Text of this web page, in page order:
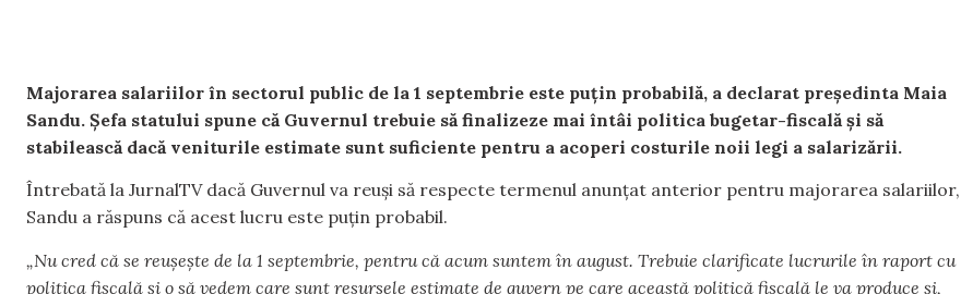
Majorarea salariilor în sectorul public de la 1 septembrie este puțin probabilă, a declarat președinta Maia
Sandu. Șefa statului spune că Guvernul trebuie să finalizeze mai întâi politica bugetar-fiscală și să
stabilească dacă veniturile estimate sunt suficiente pentru a acoperi costurile noii legi a salarizării.
Întrebată la JurnalTV dacă Guvernul va reuși să respecte termenul anunțat anterior pentru majorarea salariilor,
Sandu a răspuns că acest lucru este puțin probabil.
„Nu cred că se reușește de la 1 septembrie, pentru că acum suntem în august. Trebuie clarificate lucrurile în raport cu
politica fiscală și o să vedem care sunt resursele estimate de guvern pe care această politică fiscală le va produce și,